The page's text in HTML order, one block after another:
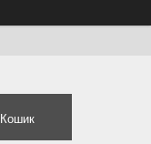
Кошик